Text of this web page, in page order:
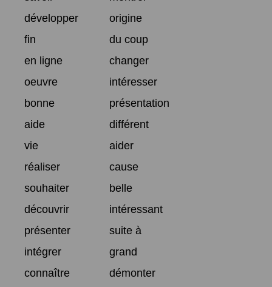
développer
origine
fin
du coup
en ligne
changer
oeuvre
intéresser
bonne
présentation
aide
différent
vie
aider
réaliser
cause
souhaiter
belle
découvrir
intéressant
présenter
suite à
intégrer
grand
connaître
démonter